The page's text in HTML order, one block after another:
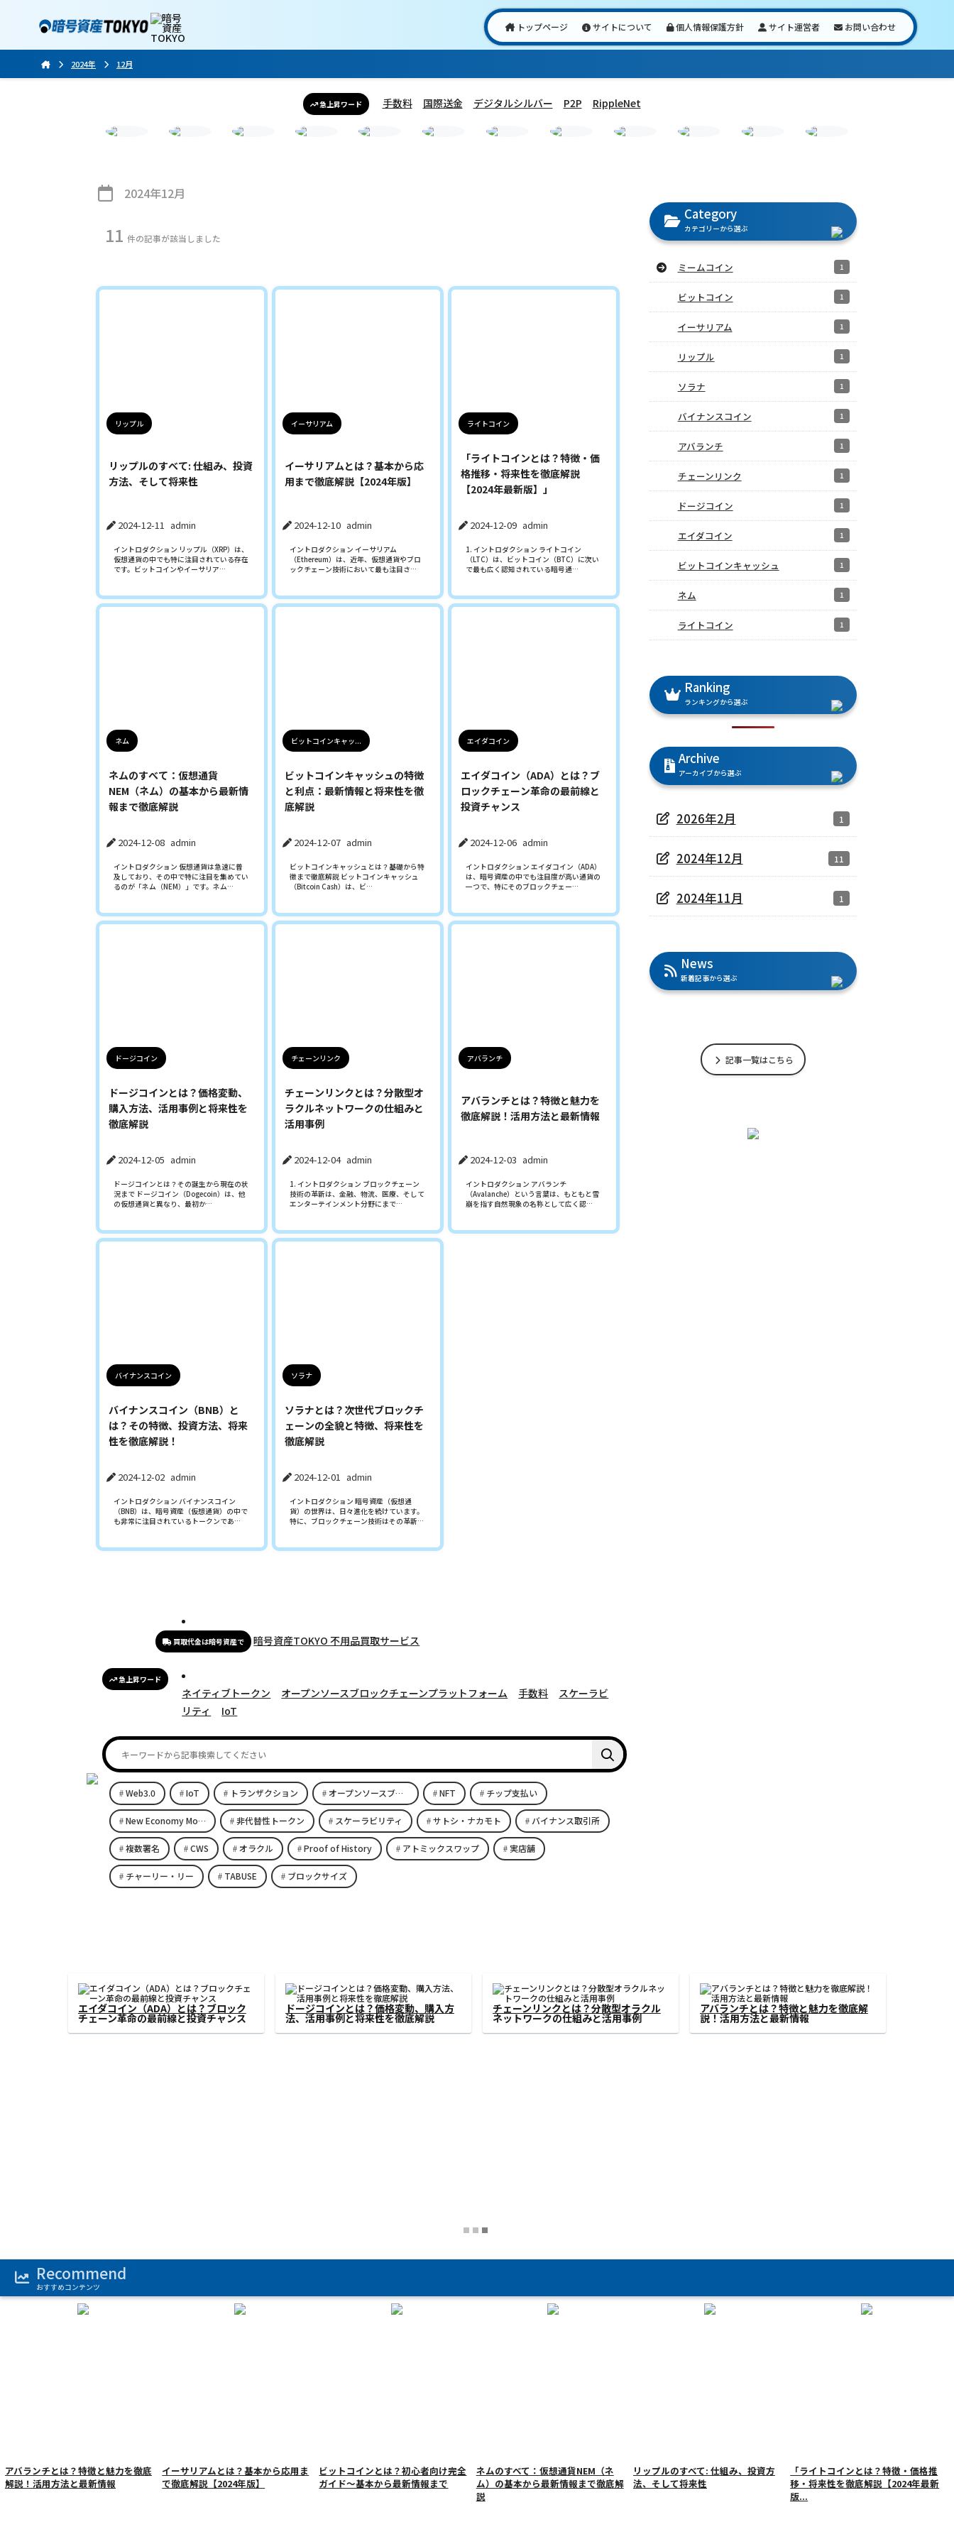
トップページ サイトについて 個人情報保護方針 サイト運営者 お問い合わせ
2024年 12月
急上昇ワード 手数料 国際送金 デジタルシルバー P2P RippleNet
2024年12月
11 件の記事が該当しました
リップル
リップルのすべて: 仕組み、投資
方法、そして将来性
2024-12-11 admin
イントロダクション リップル（XRP）は、
仮想通貨の中でも特に注目されている存在
です。ビットコインやイーサリア…
イーサリアム
イーサリアムとは？基本から応
用まで徹底解説【2024年版】
2024-12-10 admin
イントロダクション イーサリアム
（Ethereum）は、近年、仮想通貨やブロ
ックチェーン技術において最も注目さ…
ライトコイン
「ライトコインとは？特徴・価
格推移・将来性を徹底解説
【2024年最新版】」
2024-12-09 admin
1. イントロダクション ライトコイン
（LTC）は、ビットコイン（BTC）に次い
で最も広く認知されている暗号通…
ネム
ネムのすべて：仮想通貨
NEM（ネム）の基本から最新情
報まで徹底解説
2024-12-08 admin
イントロダクション 仮想通貨は急速に普
及しており、その中で特に注目を集めてい
るのが「ネム（NEM）」です。ネム…
ビットコインキャッ...
ビットコインキャッシュの特徴
と利点：最新情報と将来性を徹
底解説
2024-12-07 admin
ビットコインキャッシュとは？基礎から特
徴まで徹底解説 ビットコインキャッシュ
（Bitcoin Cash）は、ビ…
エイダコイン
エイダコイン（ADA）とは？ブ
ロックチェーン革命の最前線と
投資チャンス
2024-12-06 admin
イントロダクション エイダコイン（ADA）
は、暗号資産の中でも注目度が高い通貨の
一つで、特にそのブロックチェー…
ドージコイン
ドージコインとは？価格変動、
購入方法、活用事例と将来性を
徹底解説
2024-12-05 admin
ドージコインとは？その誕生から現在の状
況まで ドージコイン（Dogecoin）は、他
の仮想通貨と異なり、最初か…
チェーンリンク
チェーンリンクとは？分散型オ
ラクルネットワークの仕組みと
活用事例
2024-12-04 admin
1. イントロダクション ブロックチェーン
技術の革新は、金融、物流、医療、そして
エンターテインメント分野にまで…
アバランチ
アバランチとは？特徴と魅力を
徹底解説！活用方法と最新情報
2024-12-03 admin
イントロダクション アバランチ
（Avalanche）という言葉は、もともと雪
崩を指す自然現象の名称として広く認…
バイナンスコイン
バイナンスコイン（BNB）と
は？その特徴、投資方法、将来
性を徹底解説！
2024-12-02 admin
イントロダクション バイナンスコイン
（BNB）は、暗号資産（仮想通貨）の中で
も非常に注目されているトークンであ…
ソラナ
ソラナとは？次世代ブロックチ
ェーンの全貌と特徴、将来性を
徹底解説
2024-12-01 admin
イントロダクション 暗号資産（仮想通
貨）の世界は、日々進化を続けています。
特に、ブロックチェーン技術はその革新…
急上昇ワード
買取代金は暗号資産で 暗号資産TOKYO 不用品買取サービス
ネイティブトークン オープンソースブロックチェーンプラットフォーム 手数料
スケーラビ
リティ
IoT
Web3.0 IoT トランザクション オープンソースブロックチェーンプラットフォーム NFT チップ支払い
New Economy Movement 非代替性トークン スケーラビリティ サトシ・ナカモト バイナンス取引所
複数署名 CWS オラクル Proof of History アトミックスワップ 実店舗
チャーリー・リー TABUSE ブロックサイズ
Category
カテゴリーから選ぶ
ミームコイン 1
ビットコイン 1
イーサリアム 1
リップル 1
ソラナ 1
バイナンスコイン 1
アバランチ 1
チェーンリンク 1
ドージコイン 1
エイダコイン 1
ビットコインキャッシュ 1
ネム 1
ライトコイン 1
Ranking
ランキングから選ぶ
Archive
アーカイブから選ぶ
2026年2月 1
2024年12月 11
2024年11月 1
News
新着記事から選ぶ
記事一覧はこちら
イーサリアムとは？基本から応用まで
徹底解説【2024年版】
「ライトコインとは？特徴・価格推
移・将来性を徹底解説【2024年最新
版】」
ネムのすべて：仮想通貨NEM（ネム）
の基本から最新情報まで徹底解説
ビットコインキャッシュの特徴と利
点：最新情報と将来性を徹底解説
Recommend
おすすめコンテンツ
アバランチとは？特徴と魅力を徹底
解説！活用方法と最新情報
イーサリアムとは？基本から応用ま
で徹底解説【2024年版】
ビットコインとは？初心者向け完全
ガイド～基本から最新情報まで
ネムのすべて：仮想通貨NEM（ネ
ム）の基本から最新情報まで徹底解
説
リップルのすべて: 仕組み、投資方
法、そして将来性
「ライトコインとは？特徴・価格推
移・将来性を徹底解説【2024年最新
版...